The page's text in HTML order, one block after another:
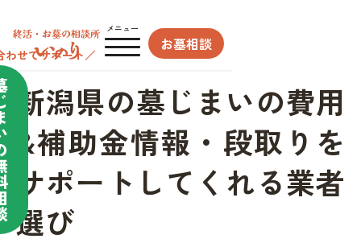
メニュー
お墓相談
わせてサポート／
新潟県の墓じまいの費用
&補助金情報・段取りを
サポートしてくれる業者
選び